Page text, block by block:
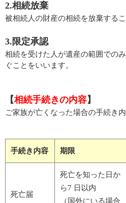
2.相続放棄
被相続人の財産の相続を放棄するこ
3.限定承認
相続を受けた人が遺産の範囲での
ぐことをいいます。
【相続手続きの内容】
ご家族が亡くなった場合の手続き
手続き内容 期限
死亡届
死亡を知った日か
ら7 日以内
（国外にいる場合